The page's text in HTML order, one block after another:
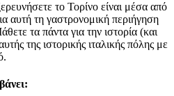
το Τορίνο είναι μέσα από
αυτή τη γαστρονομική περιήγηση
τα πάντα για την ιστορία (και
της ιστορικής ιταλικής πόλης με